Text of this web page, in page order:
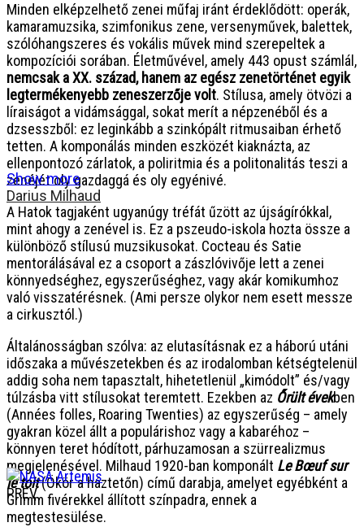
Minden elképzelhető zenei műfaj iránt érdeklődött: operák,
kamaramuzsika, szimfonikus zene, versenyművek, balettek,
szólóhangszeres és vokális művek mind szerepeltek a
kompozíciói sorában. Életművével, amely 443 opust számlál,
nemcsak a XX. század, hanem az egész zenetörténet egyik
legtermékenyebb zeneszerzője volt. Stílusa, amely ötvözi a
líraiságot a vidámsággal, sokat merít a népzenéből és a
dzsesszből: ez leginkább a szinkópált ritmusaiban érhető
tetten. A komponálás minden eszközét kiaknázta, az
ellenpontozó zárlatok, a poliritmia és a politonalitás teszi a
zenéjét oly gazdaggá és oly egyénivé.
A Hatok tagjaként ugyanúgy tréfát űzött az újságírókkal,
mint ahogy a zenével is. Ez a pszeudo-iskola hozta össze a
különböző stílusú muzsikusokat. Cocteau és Satie
mentorálásával ez a csoport a zászlóvivője lett a zenei
könnyedséghez, egyszerűséghez, vagy akár komikumhoz
való visszatérésnek. (Ami persze olykor nem esett messze
a cirkusztól.)
Általánosságban szólva: az elutasításnak ez a háború utáni
időszaka a művészetekben és az irodalomban kétségtelenül
addig soha nem tapasztalt, hihetetlenül „kimódolt” és/vagy
túlzásba vitt stílusokat teremtett. Ezekben az Őrült években
(Années folles, Roaring Twenties) az egyszerűség – amely
gyakran közel állt a populárishoz vagy a kabaréhoz –
könnyen teret hódított, párhuzamosan a szürrealizmus
megjelenésével. Milhaud 1920-ban komponált Le Bœuf sur
le toit(Ökör a háztetőn) című darabja, amelyet egyébként a
Grimm fivérekkel állított színpadra, ennek a
megtestesülése.
Show more
Darius Milhaud
PREV